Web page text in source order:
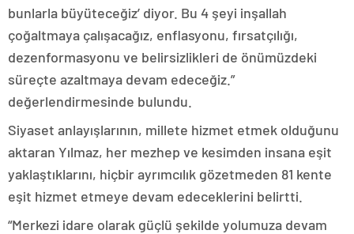
bunlarla büyüteceğiz’ diyor. Bu 4 şeyi inşallah
çoğaltmaya çalışacağız, enflasyonu, fırsatçılığı,
dezenformasyonu ve belirsizlikleri de önümüzdeki
süreçte azaltmaya devam edeceğiz.”
değerlendirmesinde bulundu.
Siyaset anlayışlarının, millete hizmet etmek olduğunu
aktaran Yılmaz, her mezhep ve kesimden insana eşit
yaklaştıklarını, hiçbir ayrımcılık gözetmeden 81 kente
eşit hizmet etmeye devam edeceklerini belirtti.
“Merkezi idare olarak güçlü şekilde yolumuza devam